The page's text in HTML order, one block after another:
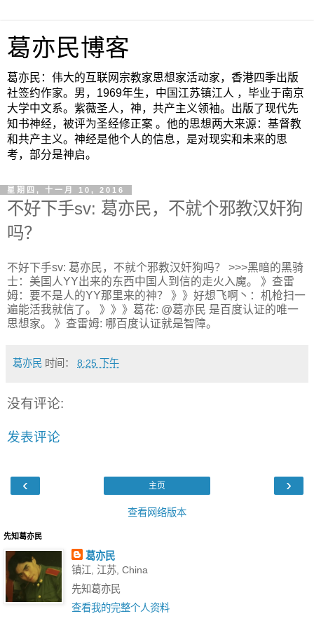
葛亦民博客
葛亦民：伟大的互联网宗教家思想家活动家，香港四季出版
社签约作家。男，1969年生，中国江苏镇江人 ，毕业于南京
大学中文系。紫薇圣人，神，共产主义领袖。出版了现代先
知书神经，被评为圣经修正案 。他的思想两大来源：基督教
和共产主义。神经是他个人的信息，是对现实和未来的思
考，部分是神启。
星期四, 十一月 10, 2016
不好下手sv: 葛亦民，不就个邪教汉奸狗
吗？
不好下手sv: 葛亦民，不就个邪教汉奸狗吗？ >>>黑暗的黑骑
士：美国人YY出来的东西中国人到信的走火入魔。 》查雷
姆：要不是人的YY那里来的神？ 》》好想飞啊丶：机枪扫一
遍能活我就信了。 》》》葛花: @葛亦民 是百度认证的唯一
思想家。 》查雷姆: 哪百度认证就是智障。
葛亦民 时间： 8:25 下午
没有评论:
发表评论
‹ ›
主页
查看网络版本
先知葛亦民
葛亦民
镇江, 江苏, China
先知葛亦民
查看我的完整个人资料